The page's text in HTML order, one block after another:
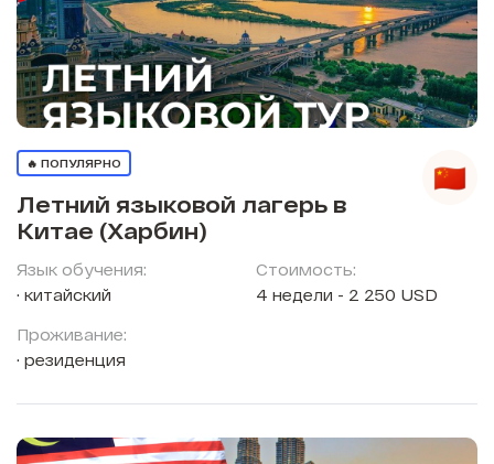
🔥 ПОПУЛЯРНО
Летний языковой лагерь в
Китае (Харбин)
Язык обучения:
китайский
Проживание:
резиденция
Стоимость:
4 недели - 2 250 USD